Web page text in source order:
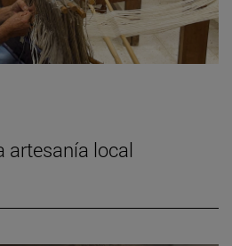
artesanía local